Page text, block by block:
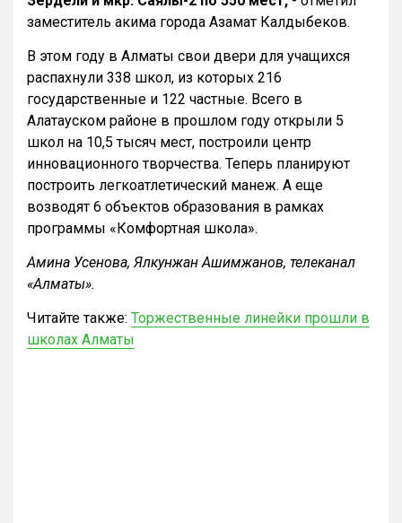
заместитель акима города Азамат Калдыбеков.
В этом году в Алматы свои двери для учащихся
распахнули 338 школ, из которых 216
государственные и 122 частные. Всего в
Алатауском районе в прошлом году открыли 5
школ на 10,5 тысяч мест, построили центр
инновационного творчества. Теперь планируют
построить легкоатлетический манеж. А еще
возводят 6 объектов образования в рамках
программы «Комфортная школа».
Амина Усенова, Ялкунжан Ашимжанов, телеканал
«Алматы».
Читайте также: Торжественные линейки прошли в
школах Алматы